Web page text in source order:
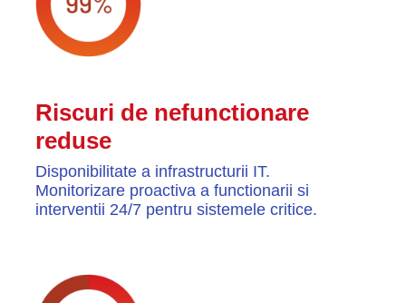
Riscuri de nefunctionare
reduse
Disponibilitate a infrastructurii IT.
Monitorizare proactiva a functionarii si
interventii 24/7 pentru sistemele critice.